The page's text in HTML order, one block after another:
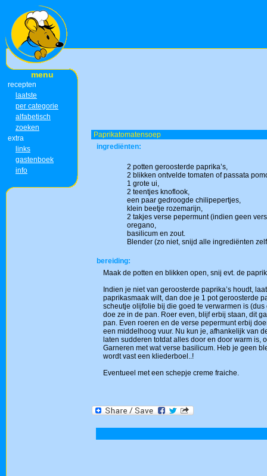
menu
recepten
laatste
per categorie
alfabetisch
zoeken
extra
links
gastenboek
info
Paprikatomatensoep
ingrediënten:
2 potten geroosterde paprika’s,
2 blikken ontvelde tomaten of passata
1 grote ui,
2 teentjes knoflook,
een paar gedroogde chilipepertjes,
klein beetje rozemarijn,
2 takjes verse pepermunt (indien geen
oregano,
basilicum en zout.
Blender (zo niet, snijd alle ingrediënten
bereiding:
Maak de potten en blikken open, snij evt. de
Indien je niet van geroosterde paprika’s houdt,
paprikasmaak wilt, dan doe je 1 pot geroosterde
scheutje olijfolie bij die goed te verwarmen is
doe ze in de pan. Roer even, blijf erbij staan, dit
pan. Even roeren en de verse pepermunt erbij
een middelhoog vuur. Nu kun je, afhankelijk van
laten sudderen totdat alles door en door warm
Garneren met wat verse basilicum. Heb je geen
wordt vast een kliederboel..!
Eventueel met een schepje creme fraiche.